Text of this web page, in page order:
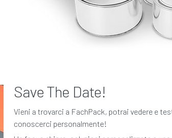
Save The Date!
Vieni a trovarci a FachPack, potrai vedere e
conoscerci personalmente!